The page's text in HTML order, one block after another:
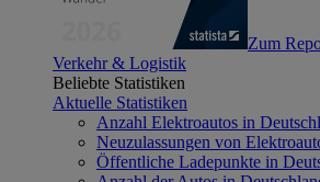
Zum
Verkehr & Logistik
Beliebte Statistiken
Aktuelle Statistiken
Anzahl Elektroautos in
Neuzulassungen von
Öffentliche Ladepunkte in